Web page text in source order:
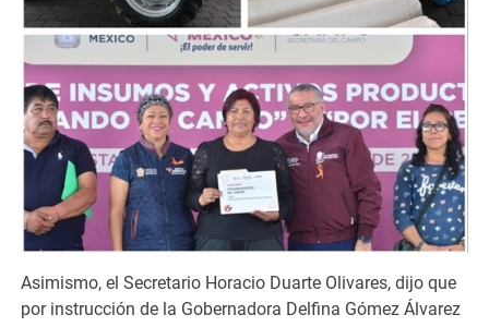
Asimismo, el Secretario Horacio Duarte Olivares, dijo que
por instrucción de la Gobernadora Delfina Gómez Álvarez